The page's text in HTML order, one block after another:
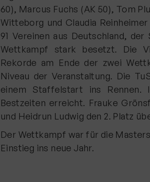
60), Marcus Fuchs (AK 50), Tom
Witteborg und Claudia
91 Vereinen aus Deutschland,
Wettkampf stark besetzt. Die
Rekorde am Ende der zwei
Niveau der Veranstaltung. Die
einem Staffelstart ins Rennen.
Bestzeiten erreicht. Frauke
und Heidrun Ludwig den 2. Platz
Der Wettkampf war für die
Einstieg ins neue Jahr.